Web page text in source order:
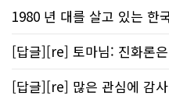
1980 년 대를 살고 있는 한
[답글][re] 토마님: 진화론
[답글][re] 많은 관심에 감